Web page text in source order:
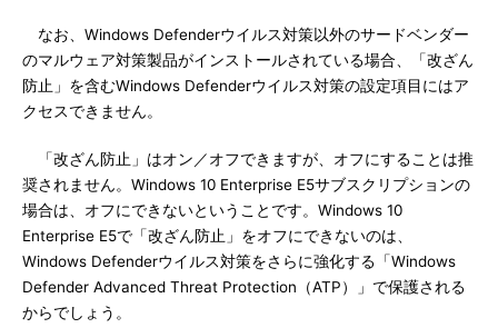
なお、Windows Defenderウイルス対策以外のサードベンダー
のマルウェア対策製品がインストールされている場合、「改ざん
防止」を含むWindows Defenderウイルス対策の設定項目にはア
クセスできません。
「改ざん防止」はオン／オフできますが、オフにすることは推
奨されません。Windows 10 Enterprise E5サブスクリプションの
場合は、オフにできないということです。Windows 10
Enterprise E5で「改ざん防止」をオフにできないのは、
Windows Defenderウイルス対策をさらに強化する「Windows
Defender Advanced Threat Protection（ATP）」で保護される
からでしょう。